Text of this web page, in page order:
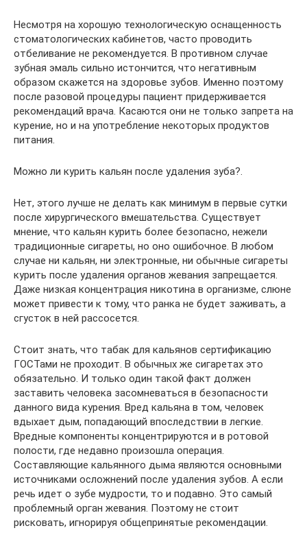
Несмотря на хорошую технологическую оснащенность
стоматологических кабинетов, часто проводить
отбеливание не рекомендуется. В противном случае
зубная эмаль сильно истончится, что негативным
образом скажется на здоровье зубов. Именно поэтому
после разовой процедуры пациент придерживается
рекомендаций врача. Касаются они не только запрета на
курение, но и на употребление некоторых продуктов
питания.
Можно ли курить кальян после удаления зуба?.
Нет, этого лучше не делать как минимум в первые сутки
после хирургического вмешательства. Существует
мнение, что кальян курить более безопасно, нежели
традиционные сигареты, но оно ошибочное. В любом
случае ни кальян, ни электронные, ни обычные сигареты
курить после удаления органов жевания запрещается.
Даже низкая концентрация никотина в организме, слюне
может привести к тому, что ранка не будет заживать, а
сгусток в ней рассосется.
Стоит знать, что табак для кальянов сертификацию
ГОСТами не проходит. В обычных же сигаретах это
обязательно. И только один такой факт должен
заставить человека засомневаться в безопасности
данного вида курения. Вред кальяна в том, человек
вдыхает дым, попадающий впоследствии в легкие.
Вредные компоненты концентрируются и в ротовой
полости, где недавно произошла операция.
Составляющие кальянного дыма являются основными
источниками осложнений после удаления зубов. А если
речь идет о зубе мудрости, то и подавно. Это самый
проблемный орган жевания. Поэтому не стоит
рисковать, игнорируя общепринятые рекомендации.